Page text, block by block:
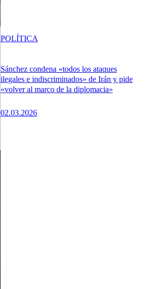
Sánchez condena «todos los ataques
ilegales e indiscriminados» de Irán y pide
«volver al marco de la diplomacia»
02.03.2026
POLÍTICA